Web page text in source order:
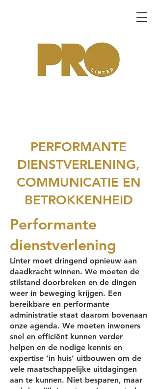
PERFORMANTE
DIENSTVERLENING,
COMMUNICATIE EN
BETROKKENHEID
Performante
dienstverlening
Linter moet dringend opnieuw aan
daadkracht winnen. We moeten de
stilstand doorbreken en de dingen
weer in beweging krijgen. Een
bereikbare en performante
administratie staat daarom bovenaan
onze agenda. We moeten inwoners
snel en efficiënt kunnen verder
helpen en de nodige kennis en
expertise ‘in huis’ uitbouwen om de
vele maatschappelijke uitdagingen
aan te kunnen. Niet besparen, maar